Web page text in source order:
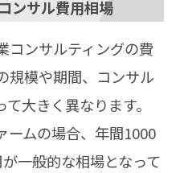
ンサル費用相場
コンサルティングの費
規模や期間、コンサル
大きく異なります。
ームの場合、年間1000
一般的な相場となって